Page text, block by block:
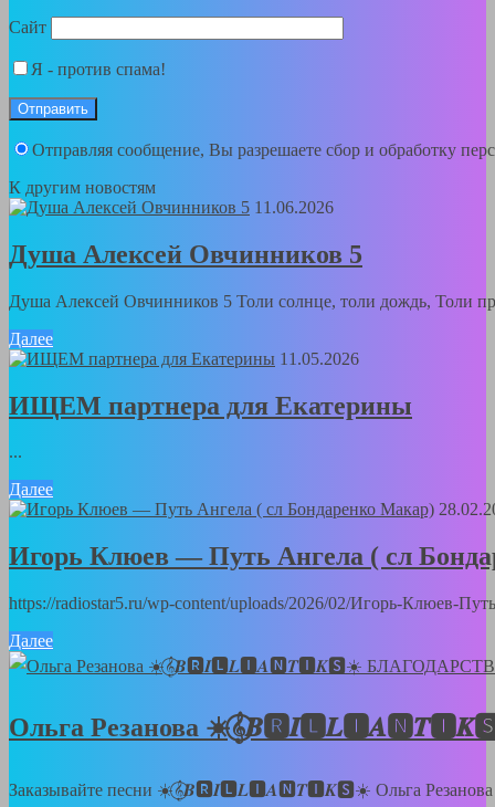
Сайт
Я - против спама!
Отправляя сообщение, Вы разрешаете сбор и обработку
К другим новостям
11.06.2026
Душа Алексей Овчинников 5
Душа Алексей Овчинников 5 Толи солнце, толи дождь, Толи
Далее
11.05.2026
ИЩЕМ партнера для Екатерины
...
Далее
Игорь Клюев — Путь Ангела ( сл
https://radiostar5.ru/wp-content/uploads/2026/02/Игорь-Клюев-
Далее
Ольга Резанова
Заказывайте песни ☀️𝄞⃝𝑩🆁𝑰🅻𝑳🅸𝑨🅽𝑻🅸𝑲🆂☀️ Ольга Резанова